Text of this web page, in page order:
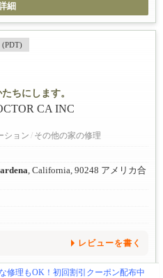
細
(PDT)
ちにします。
ション / その他の家の修理
, California, 90248 アメリカ合
レビューを書く
修理もOK！初回割引クーポン配布中